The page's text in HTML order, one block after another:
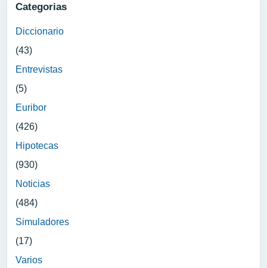
Categorias
Diccionario
(43)
Entrevistas
(5)
Euribor
(426)
Hipotecas
(930)
Noticias
(484)
Simuladores
(17)
Varios